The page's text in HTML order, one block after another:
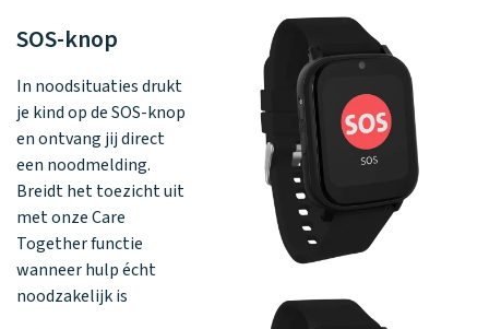
SOS-knop
In noodsituaties drukt
je kind op de SOS-knop
en ontvang jij direct
een noodmelding.
Breidt het toezicht uit
met onze Care
Together functie
wanneer hulp écht
noodzakelijk is